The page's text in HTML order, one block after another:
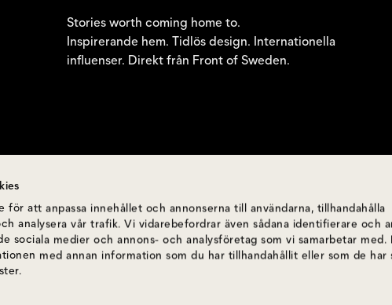
att anpassa innehållet och annonserna till användarna, tillhandahålla
analysera vår trafik. Vi vidarebefordrar även sådana identifierare och
sociala medier och annons- och analysföretag som vi samarbetar med.
med annan information som du har tillhandahållit eller som de har
Stories worth coming home to.
Inspirerande hem. Tidlös design. Internationella
influenser. Direkt från Front of Sweden.